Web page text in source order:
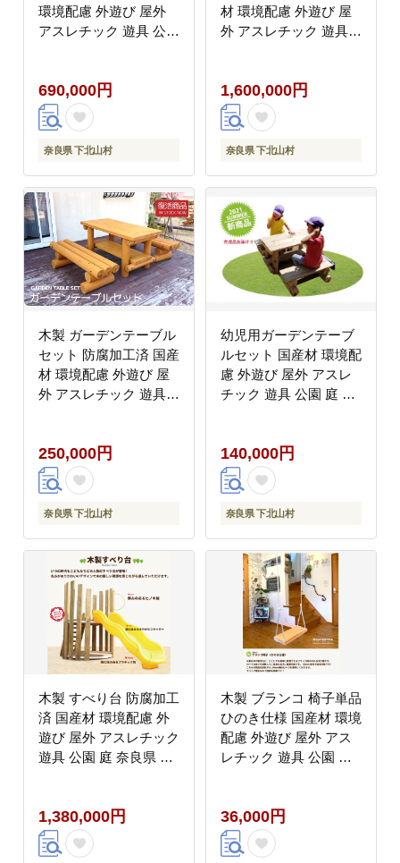
環境配慮 外遊び 屋外
アスレチック 遊具 公園
690,000円
奈良県 下北山村
材 環境配慮 外遊び 屋
外 アスレチック 遊具
1,600,000円
奈良県 下北山村
木製 ガーデンテーブル
セット 防腐加工済 国産
材 環境配慮 外遊び 屋
外 アスレチック 遊具
250,000円
奈良県 下北山村
幼児用ガーデンテーブ
ルセット 国産材 環境配
慮 外遊び 屋外 アスレ
チック 遊具 公園 庭 奈
140,000円
奈良県 下北山村
木製 すべり台 防腐加工
済 国産材 環境配慮 外
遊び 屋外 アスレチック
遊具 公園 庭 奈良県 下
1,380,000円
木製 ブランコ 椅子単品
ひのき仕様 国産材 環境
配慮 外遊び 屋外 アス
レチック 遊具 公園 庭
36,000円